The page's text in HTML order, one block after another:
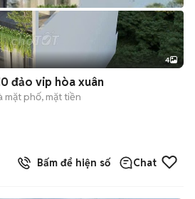
4
đảo vip hòa xuân
mặt phố, mặt tiền
Bấm để hiện số Chat